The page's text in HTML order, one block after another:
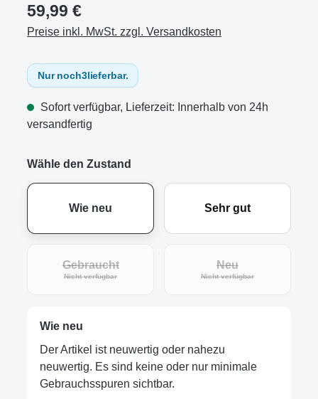
59,99 €
Preise inkl. MwSt. zzgl. Versandkosten
Nur noch3lieferbar.
Sofort verfügbar, Lieferzeit: Innerhalb von 24h
versandfertig
Wähle den Zustand
Wie neu Sehr gut
Gebraucht
Nicht verfügbar(Diese Option ist zurzeit nicht verfügbar.)
Neu
Nicht verfügbar(Diese Option ist
Wie neu
Der Artikel ist neuwertig oder nahezu
neuwertig. Es sind keine oder nur minimale
Gebrauchsspuren sichtbar.